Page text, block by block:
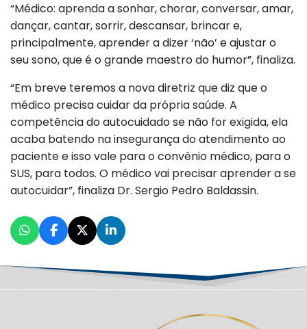
“Médico: aprenda a sonhar, chorar, conversar, amar,
dançar, cantar, sorrir, descansar, brincar e,
principalmente, aprender a dizer ‘não’ e ajustar o
seu sono, que é o grande maestro do humor”, finaliza.
“Em breve teremos a nova diretriz que diz que o
médico precisa cuidar da própria saúde. A
competência do autocuidado se não for exigida, ela
acaba batendo na insegurança do atendimento ao
paciente e isso vale para o convênio médico, para o
SUS, para todos. O médico vai precisar aprender a se
autocuidar”, finaliza Dr. Sergio Pedro Baldassin.